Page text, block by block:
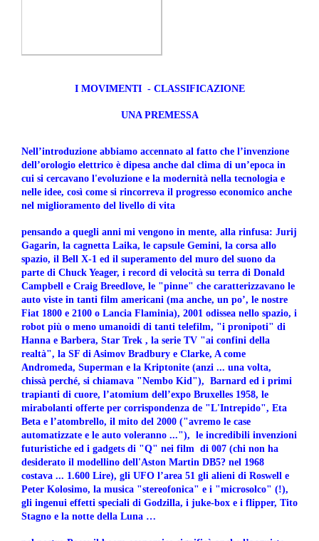
I MOVIMENTI - CLASSIFICAZIONE
UNA PREMESSA
Nell’introduzione abbiamo accennato al fatto che l’invenzione
dell’orologio elettrico è dipesa anche dal clima di un’epoca in
cui si cercavano l'evoluzione e la modernità nella tecnologia e
nelle idee, così come si rincorreva il progresso economico anche
nel miglioramento del livello di vita
pensando a quegli anni mi vengono in mente, alla rinfusa: Jurij
Gagarin, la cagnetta Laika, le capsule Gemini, la corsa allo
spazio, il Bell X-1 ed il superamento del muro del suono da
parte di Chuck Yeager, i record di velocità su terra di Donald
Campbell e Craig Breedlove, le "pinne" che caratterizzavano le
auto viste in tanti film americani (ma anche, un po’, le nostre
Fiat 1800 e 2100 o Lancia Flaminia), 2001 odissea nello spazio, i
robot più o meno umanoidi di tanti telefilm, "i pronipoti" di
Hanna e Barbera, Star Trek , la serie TV "ai confini della
realtà", la SF di Asimov Bradbury e Clarke, A come
Andromeda, Superman e la Kriptonite (anzi ... una volta,
chissà perché, si chiamava "Nembo Kid"), Barnard ed i primi
trapianti di cuore, l’atomium dell’expo Bruxelles 1958, le
mirabolanti offerte per corrispondenza de "L'Intrepido", Eta
Beta e l’atombrello, il mito del 2000 ("avremo le case
automatizzate e le auto voleranno ..."), le incredibili invenzioni
futuristiche ed i gadgets di "Q" nei film di 007 (chi non ha
desiderato il modellino dell'Aston Martin DB5? nel 1968
costava ... 1.600 Lire), gli UFO l’area 51 gli alieni di Roswell e
Peter Kolosimo, la musica "stereofonica" e i "microsolco" (!),
gli ingenui effetti speciali di Godzilla, i juke-box e i flipper, Tito
Stagno e la notte della Luna …